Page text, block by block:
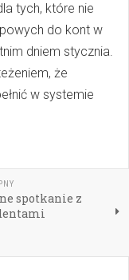
tych, które nie
do kont w
dniem stycznia.
że
w systemie
spotkanie z